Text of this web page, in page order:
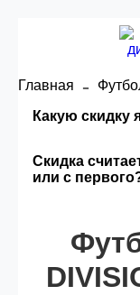
Главная
Какую скидку
заказа,
Скидка
или с